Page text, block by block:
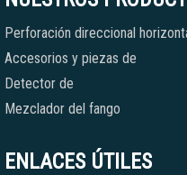
Perforación direccional
Accesorios y piezas de
Detector de
Mezclador del fango
ENLACES ÚTILES